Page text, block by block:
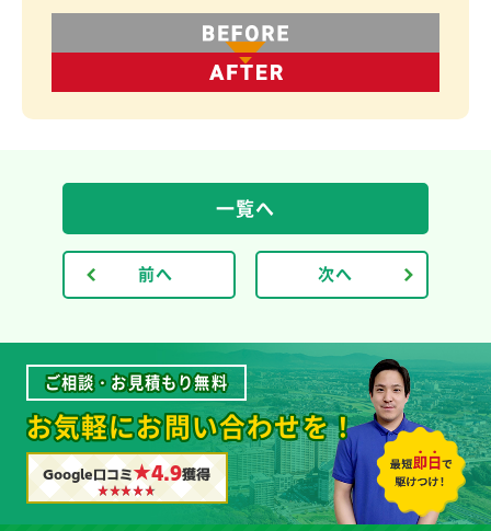
前へ
一覧へ
次へ
ご相談・お見積もり無料
お気軽にお問い合わせを！
Google口コミ★4.9獲得